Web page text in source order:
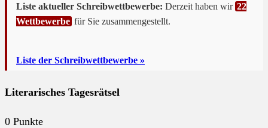
Liste aktueller Schreibwettbewerbe: Derzeit haben wir 22
Wettbewerbe für Sie zusammengestellt.
Liste der Schreibwettbewerbe »
Literarisches Tagesrätsel
0 Punkte